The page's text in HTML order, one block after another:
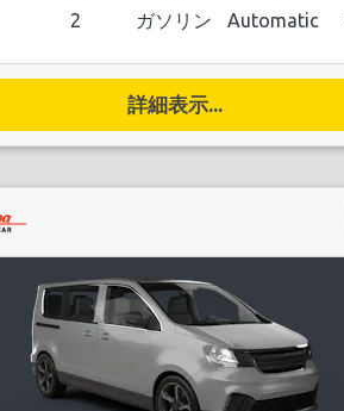
2 ガソリン Automatic
詳細表示...